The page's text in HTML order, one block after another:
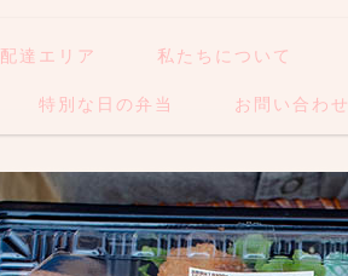
配達エリア 私たちについて
特別な日の弁当 お問い合わせ